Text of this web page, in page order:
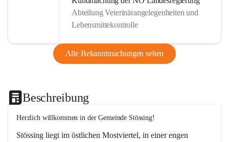
Abteilung Veterinärangelegenheiten und
Lebensmittekontrolle
Alle Bekanntmachungen sehen
Beschreibung
Herzlich willkommen in der Gemeinde Stössing!
Stössing liegt im östlichen Mostviertel, in einer engen